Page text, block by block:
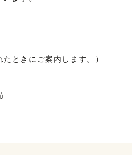
ときにご案内します。 ）